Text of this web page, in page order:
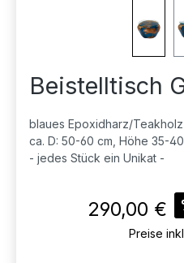
Beistelltisch
blaues Epoxidharz/Teakholz
ca. D: 50-60 cm, Höhe 35-
- jedes Stück ein Unikat -
Verkaufspreis:
290,00 €
Preise